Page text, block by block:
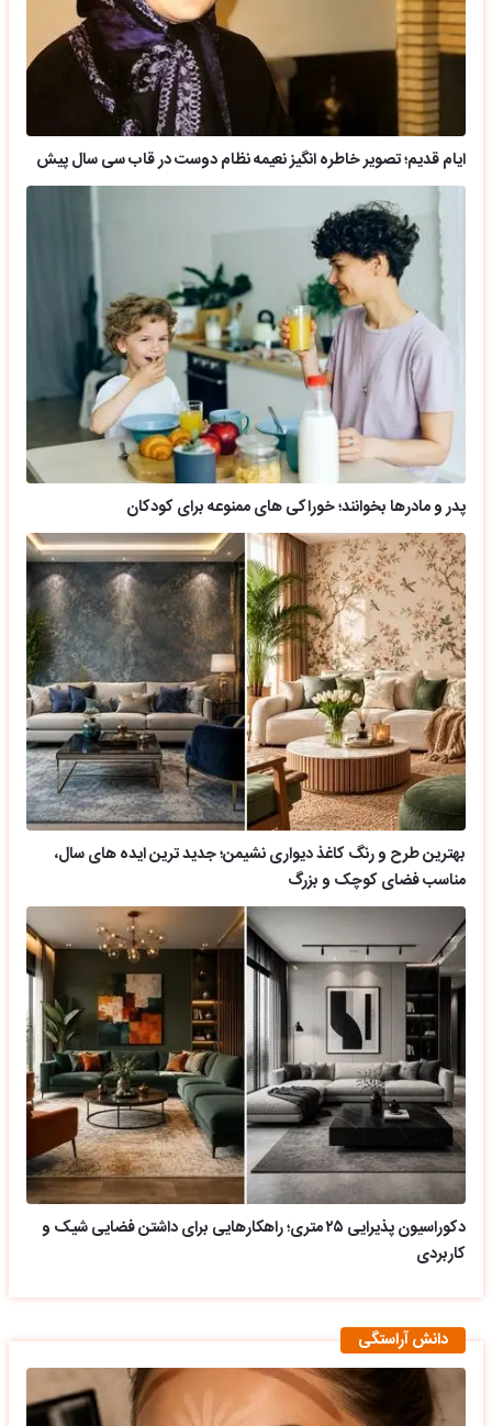
ایام قدیم؛ تصویر خاطره انگیز نعیمه نظام دوست در قاب سی سال پیش
پدر و مادرها بخوانند؛ خوراکی های ممنوعه برای کودکان
بهترین طرح و رنگ کاغذ دیواری نشیمن؛ جدید ترین ایده های سال،
مناسب فضای کوچک و بزرگ
دکوراسیون پذیرایی ۲۵ متری؛ راهکارهایی برای داشتن فضایی شیک و
کاربردی
دانش آراستگی